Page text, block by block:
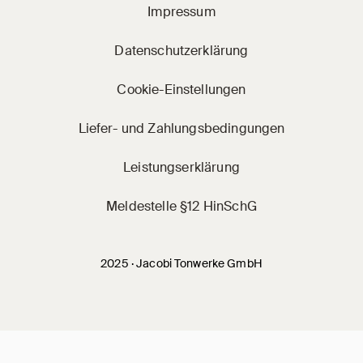
2025 · Jacobi Tonwerke GmbH
Impressum
Datenschutzerklärung
Cookie-Einstellungen
Liefer- und Zahlungsbedingungen
Leistungserklärung
Meldestelle §12 HinSchG